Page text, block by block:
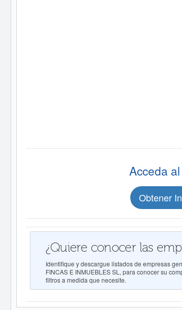
Acceda al
Obtener
¿Quiere conocer las
Identifique y descargue listados de empresas
FINCAS E INMUEBLES SL, para conocer su
filtros a medida que necesite.